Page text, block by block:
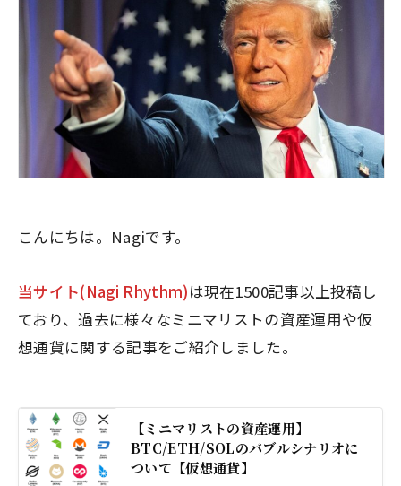
こんにちは。Nagiです。
当サイト(Nagi Rhythm)は現在1500記事以上投稿し
ており、過去に様々なミニマリストの資産運用や仮
想通貨に関する記事をご紹介しました。
【ミニマリストの資産運用】
BTC/ETH/SOLのバブルシナリオに
ついて【仮想通貨】